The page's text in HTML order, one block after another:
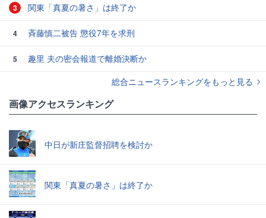
3 関東「真夏の暑さ」は終了か
4 斉藤慎二被告 懲役7年を求刑
5
趣里 夫の密会報道で離婚決断か
総合ニュースランキングをもっと見る
画像アクセスランキング
中日が新庄監督招聘を検討か
関東「真夏の暑さ」は終了か